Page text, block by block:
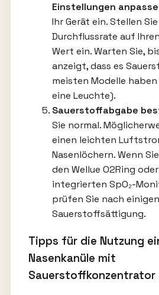
Einstellungen
Ihr Gerät ein. Stellen
Durchflussrate auf
Wert ein. Warten Sie,
anzeigt, dass es
meisten Modelle
eine Leuchte).
Sauerstoffabgabe
Sie normal.
einen leichten
Nasenlöchern. Wenn
den Wellue O2Ring
integrierten SpO₂-
prüfen Sie nach
Sauerstoffsättigung.
Tipps für die Nutzung
Nasenkanüle mit
Sauerstoffkonzentrator